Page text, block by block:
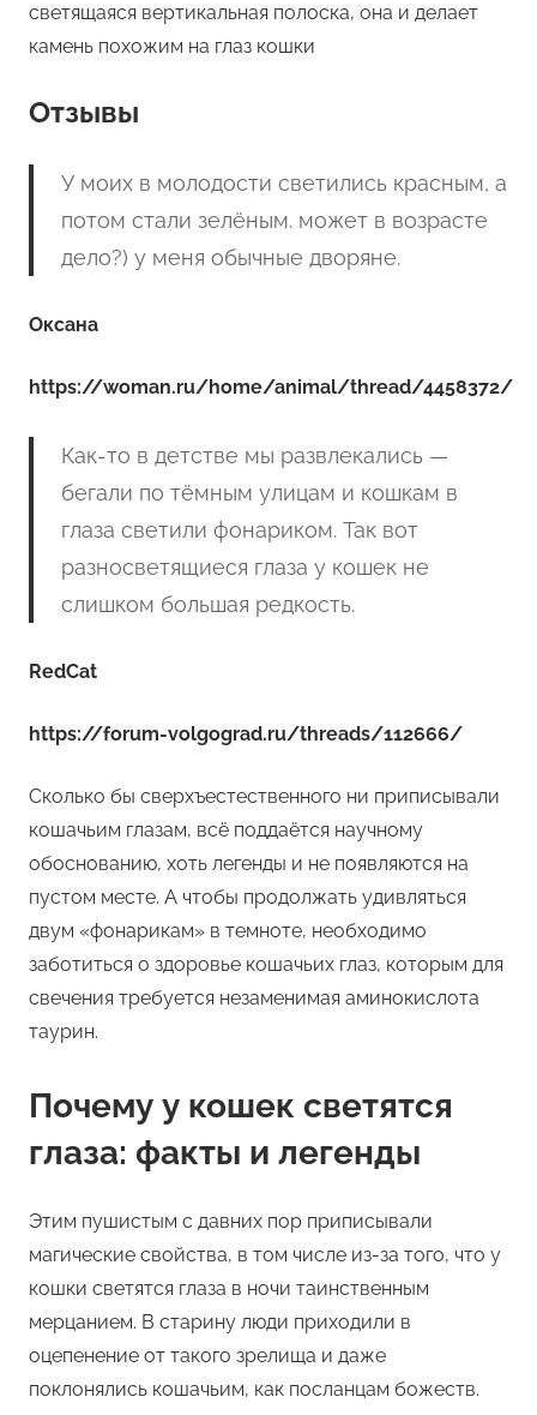
светящаяся вертикальная полоска, она и делает
камень похожим на глаз кошки
Отзывы
У моих в молодости светились красным, а
потом стали зелёным. может в возрасте
дело?) у меня обычные дворяне.
Оксана
https://woman.ru/home/animal/thread/4458372/
Как-то в детстве мы развлекались —
бегали по тёмным улицам и кошкам в
глаза светили фонариком. Так вот
разносветящиеся глаза у кошек не
слишком большая редкость.
RedCat
https://forum-volgograd.ru/threads/112666/
Сколько бы сверхъестественного ни приписывали
кошачьим глазам, всё поддаётся научному
обоснованию, хоть легенды и не появляются на
пустом месте. А чтобы продолжать удивляться
двум «фонарикам» в темноте, необходимо
заботиться о здоровье кошачьих глаз, которым для
свечения требуется незаменимая аминокислота
таурин.
Почему у кошек светятся
глаза: факты и легенды
Этим пушистым с давних пор приписывали
магические свойства, в том числе из-за того, что у
кошки светятся глаза в ночи таинственным
мерцанием. В старину люди приходили в
оцепенение от такого зрелища и даже
поклонялись кошачьим, как посланцам божеств.